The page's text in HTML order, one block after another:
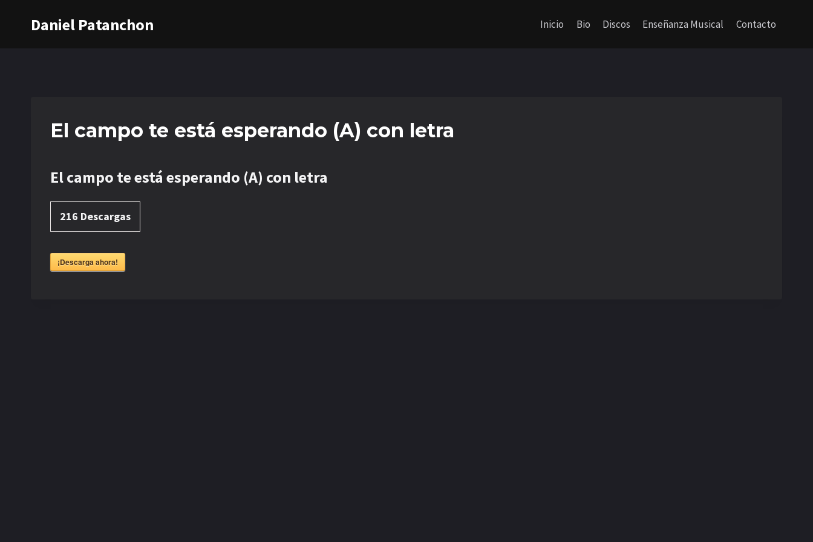
Daniel Patanchon Inicio Bio Discos Enseñanza Musical Contacto
El campo te está esperando (A) con letra
El campo te está esperando (A) con letra
216 Descargas
¡Descarga ahora!